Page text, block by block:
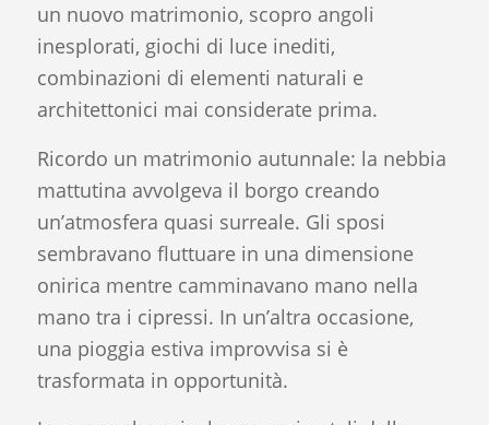
un nuovo matrimonio, scopro angoli
inesplorati, giochi di luce inediti,
combinazioni di elementi naturali e
architettonici mai considerate prima.
Ricordo un matrimonio autunnale: la nebbia
mattutina avvolgeva il borgo creando
un’atmosfera quasi surreale. Gli sposi
sembravano fluttuare in una dimensione
onirica mentre camminavano mano nella
mano tra i cipressi. In un’altra occasione,
una pioggia estiva improvvisa si è
trasformata in opportunità.